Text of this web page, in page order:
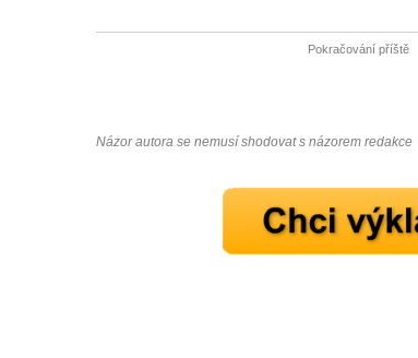
Pokračování příště
Názor autora se nemusí shodovat s názorem redakce